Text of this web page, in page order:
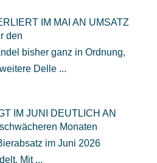
IM MAI AN UMSATZ
den
bisher ganz in Ordnung,
Delle ...
IM JUNI DEUTLICH AN
Monaten
im Juni 2026
Mit ...